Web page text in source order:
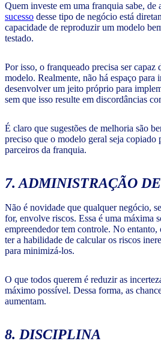
Quem investe em uma franquia sabe, de
sucesso desse tipo de negócio está
capacidade de reproduzir um modelo
testado.
Por isso, o franqueado precisa ser capaz
modelo. Realmente, não há espaço para
desenvolver um jeito próprio para
sem que isso resulte em discordâncias
É claro que sugestões de melhoria são
preciso que o modelo geral seja copiado
parceiros da franquia.
7. ADMINISTRAÇÃO
Não é novidade que qualquer negócio,
for, envolve riscos. Essa é uma máxima
empreendedor tem controle. No entanto,
ter a habilidade de calcular os riscos
para minimizá-los.
O que todos querem é reduzir as
máximo possível. Dessa forma, as
aumentam.
8. DISCIPLINA